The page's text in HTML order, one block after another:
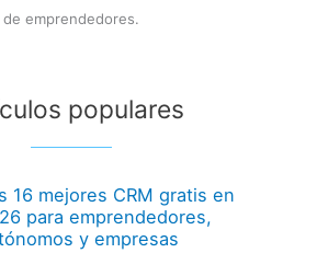
de emprendedores.
populares
16 mejores CRM gratis en
para emprendedores,
y empresas